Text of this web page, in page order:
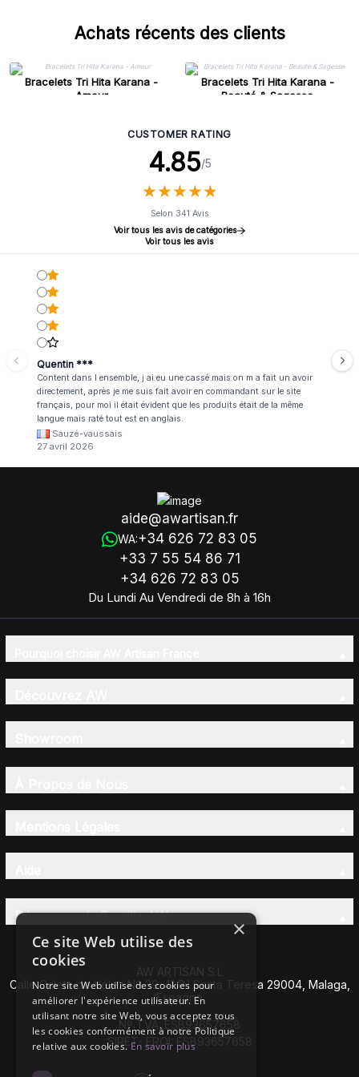
enrichissez votre collection avec des bijoux qui racontent
Achats récents des clients
Bracelets Tri Hita Karana -
Amour
Bracelets Tri Hita Karana -
Beauté & Sagesse
CUSTOMER RATING
4.85/5
★★★★★
★★★★★
Selon 341 Avis
Voir tous les avis de catégories
Voir tous les avis
Quentin ***
Content dans l ensemble, j ai eu une cassé mais on m a fait un avoir
directement, après je me suis fait avoir en commandant sur le site
français, pour moi il était évident que les produits était de la même
langue mais raté tout est en anglais.
Sauzé-vaussais
27 avril 2026
aide@awartisan.fr
WA:+34 626 72 83 05
+33 7 55 54 86 71
+34 626 72 83 05
Du Lundi Au Vendredi de 8h à 16h
Découvrez la Famille AW
AW ARTISAN S.L
Calle Caleta de Vélez Nº 39-41 P.I Santa Teresa 29004, Malaga,
Espagne
Nº TVA: ESB93657658
SIRET- EROI: ESB93657658
×
Ce site Web utilise des
cookies
Notre site Web utilise des cookies pour
améliorer l'expérience utilisateur. En
utilisant notre site Web, vous acceptez tous
les cookies conformément à notre Politique
relative aux cookies.En savoir plus